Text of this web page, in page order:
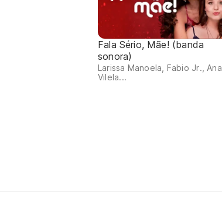
Fala Sério, Mãe! (banda
sonora)
Larissa Manoela, Fabio Jr., Ana
Vilela...